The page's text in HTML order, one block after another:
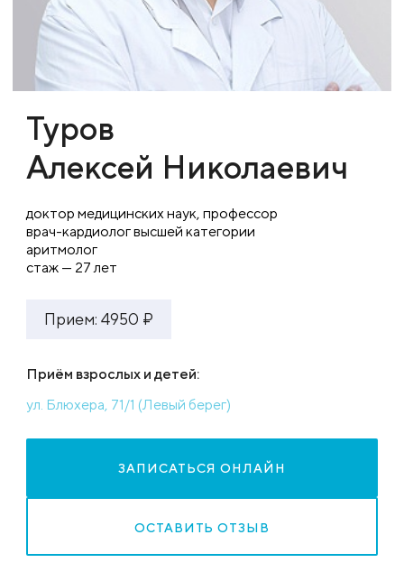
Туров
Алексей Николаевич
доктор медицинских наук, профессор
врач-кардиолог высшей категории
аритмолог
стаж — 27 лет
Прием: 4950 ₽
Приём взрослых и детей:
ул. Блюхера, 71/1 (Левый берег)
ЗАПИСАТЬСЯ ОНЛАЙН
ОСТАВИТЬ ОТЗЫВ